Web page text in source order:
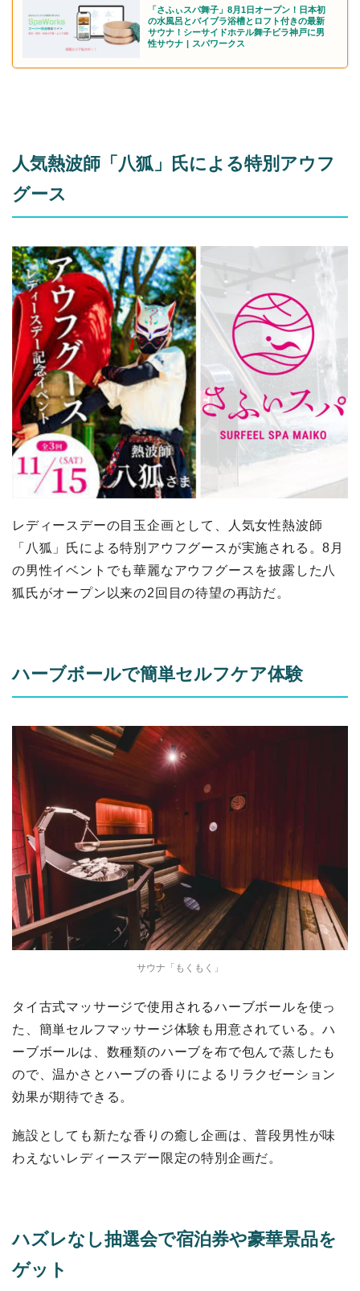
「さふぃスパ舞子」8月1日オープン！日本初
の水風呂とバイブラ浴槽とロフト付きの最新
サウナ！シーサイドホテル舞子ビラ神戸に男
性サウナ | スパワークス
人気熱波師「八狐」氏による特別アウフ
グース
レディースデーの目玉企画として、人気女性熱波師
「八狐」氏による特別アウフグースが実施される。8月
の男性イベントでも華麗なアウフグースを披露した八
狐氏がオープン以来の2回目の待望の再訪だ。
ハーブボールで簡単セルフケア体験
サウナ「もくもく」
タイ古式マッサージで使用されるハーブボールを使っ
た、簡単セルフマッサージ体験も用意されている。ハ
ーブボールは、数種類のハーブを布で包んで蒸したも
ので、温かさとハーブの香りによるリラクゼーション
効果が期待できる。
施設としても新たな香りの癒し企画は、普段男性が味
わえないレディースデー限定の特別企画だ。
ハズレなし抽選会で宿泊券や豪華景品を
ゲット